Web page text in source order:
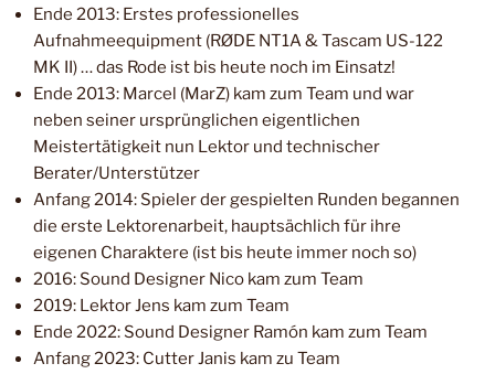
Ende 2013: Erstes professionelles
Aufnahmeequipment (RØDE NT1A & Tascam US-122
MK II) … das Rode ist bis heute noch im Einsatz!
Ende 2013: Marcel (MarZ) kam zum Team und war
neben seiner ursprünglichen eigentlichen
Meistertätigkeit nun Lektor und technischer
Berater/Unterstützer
Anfang 2014: Spieler der gespielten Runden begannen
die erste Lektorenarbeit, hauptsächlich für ihre
eigenen Charaktere (ist bis heute immer noch so)
2016: Sound Designer Nico kam zum Team
2019: Lektor Jens kam zum Team
Ende 2022: Sound Designer Ramón kam zum Team
Anfang 2023: Cutter Janis kam zu Team